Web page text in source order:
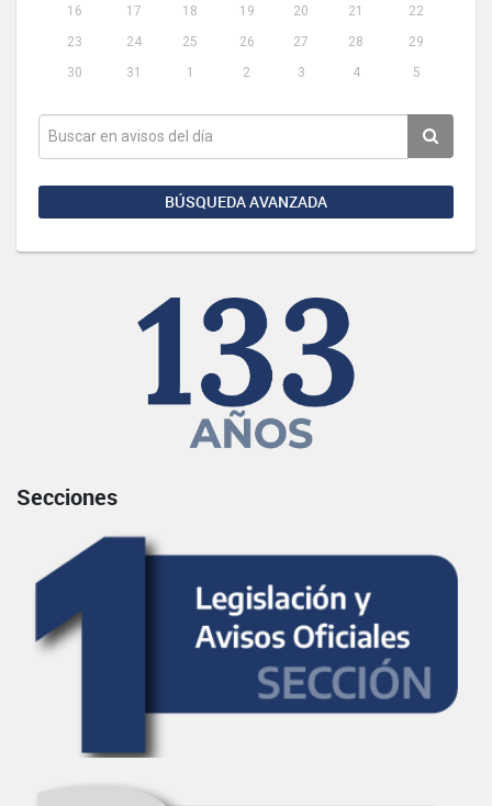
16
17 18 19 20 21
22
23
24 25 26 27 28
29
30
31 1 2 3 4 5
BÚSQUEDA AVANZADA
Secciones